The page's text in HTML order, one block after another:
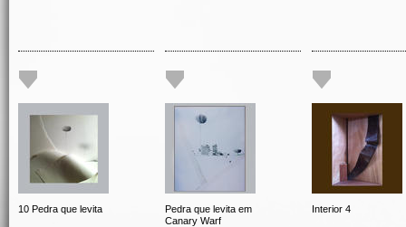
10 Pedra que levita
Pedra que levita em
Canary Warf
Interior 4